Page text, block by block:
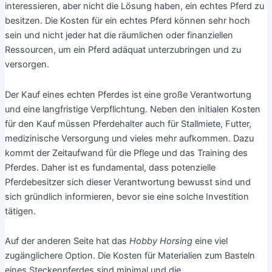
interessieren, aber nicht die Lösung haben, ein echtes Pferd zu
besitzen. Die Kosten für ein echtes Pferd können sehr hoch
sein und nicht jeder hat die räumlichen oder finanziellen
Ressourcen, um ein Pferd adäquat unterzubringen und zu
versorgen.
Der Kauf eines echten Pferdes ist eine große Verantwortung
und eine langfristige Verpflichtung. Neben den initialen Kosten
für den Kauf müssen Pferdehalter auch für Stallmiete, Futter,
medizinische Versorgung und vieles mehr aufkommen. Dazu
kommt der Zeitaufwand für die Pflege und das Training des
Pferdes. Daher ist es fundamental, dass potenzielle
Pferdebesitzer sich dieser Verantwortung bewusst sind und
sich gründlich informieren, bevor sie eine solche Investition
tätigen.
Auf der anderen Seite hat das Hobby Horsingeine viel
zugänglichere Option. Die Kosten für Materialien zum Basteln